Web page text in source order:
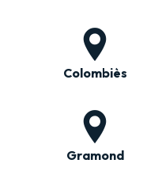
Colombiès
Gramond